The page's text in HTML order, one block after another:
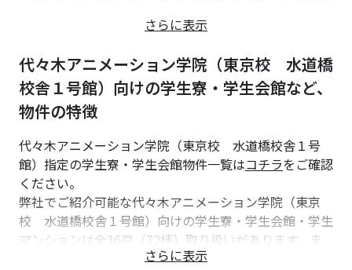
泊の相談が可能です。（要事前予約）
学院指定食事付き学生寮
食事付きで家具・家電付きの物件も多く、はじめての一
人暮らしをしっかりサポートします。
食事 朝・夕2食の手作りの料理
居室 必要な家具が備え付き
設備 清潔・便利な共用施設を完備
安心 寮長夫妻の常駐管理で安心
共立メンテナンス
（東京、池袋、大阪、名古屋、福岡、広島、札幌、仙
さらに表示
代々木アニメーション学院（東京校 水道橋
校舎１号館）向けの学生寮・学生会館など、
物件の特徴
代々木アニメーション学院（東京校 水道橋校舎１号
館）指定の学生寮・学生会館物件一覧はコチラをご確認
ください。
弊社でご紹介可能な代々木アニメーション学院（東京
校 水道橋校舎１号館）向けの学生寮・学生会館・学生
マンションは全36戸（72棟）取り扱いがあります。ま
た、そのうち食事付きの学生寮・学生会館・学生マンシ
さらに表示